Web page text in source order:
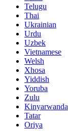
Telugu
Thai
Ukrainian
Urdu
Uzbek
Vietnamese
Welsh
Xhosa
Yiddish
Yoruba
Zulu
Kinyarwanda
Tatar
Oriya